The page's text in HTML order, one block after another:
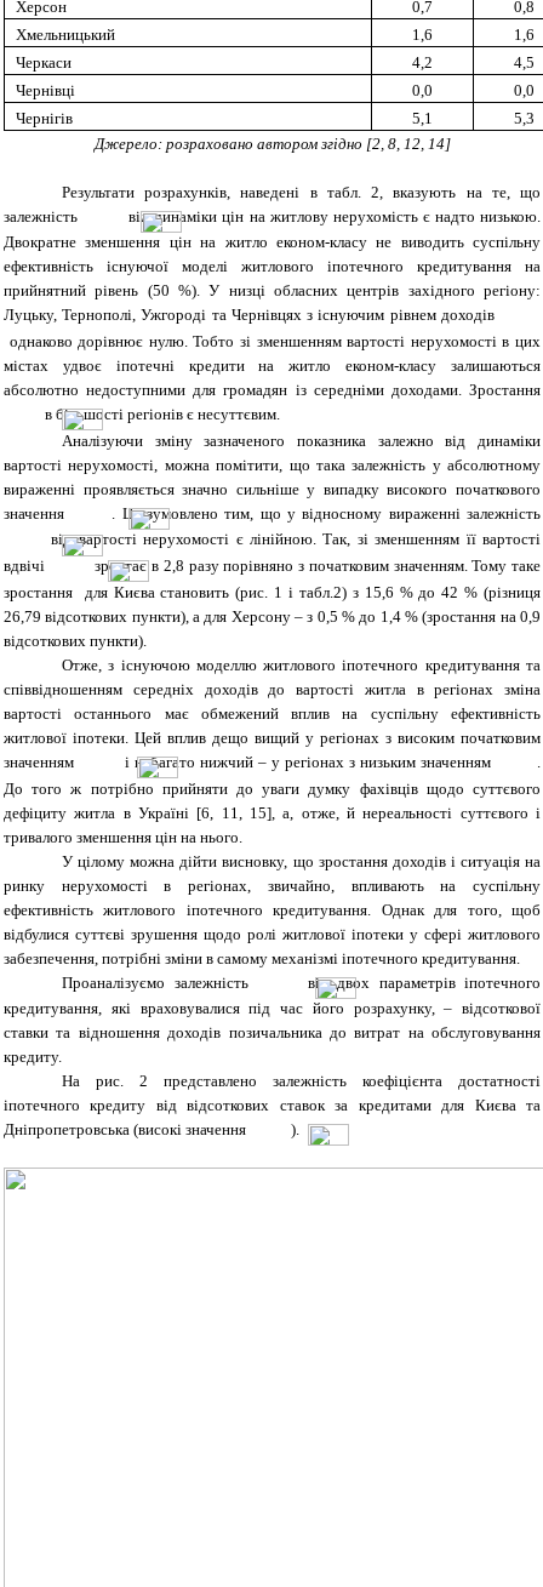
Херсон
0,7
0,8
Хмельницький
1,6
1,6
Черкаси
4,2
4,5
Чернівці
0,0
0,0
Чернігів
5,1
5,3
Джерело: розраховано автором згідно [2, 8, 12, 14]
Результати розрахунків, наведені в табл. 2, вказують на те, що
залежність
від динаміки цін на житлову нерухомість є надто низькою.
Двократне зменшення цін на житло економ-класу не виводить суспільну
ефективність існуючої моделі житлового іпотечного кредитування на
прийнятний рівень (50 %). У низці обласних центрів західного регіону:
Луцьку, Тернополі, Ужгороді та Чернівцях з існуючим рівнем доходів
однаково дорівнює нулю. Тобто зі зменшенням вартості нерухомості в цих
містах удвоє іпотечні кредити на житло економ-класу залишаються
абсолютно недоступними для громадян із середніми доходами. Зростання
в більшості регіонів є несуттєвим.
Аналізуючи зміну зазначеного показника залежно від динаміки
вартості нерухомості, можна помітити, що така залежність у абсолютному
вираженні проявляється значно сильніше у випадку високого початкового
значення
. Це зумовлено тим, що у відносному вираженні залежність
від вартості нерухомості є лінійною. Так, зі зменшенням її вартості
вдвічі
зростає в 2,8 разу порівняно з початковим значенням. Тому таке
зростання для Києва становить (рис. 1 і табл.2) з 15,6 % до 42 % (різниця
26,79 відсоткових пункти), а для Херсону – з 0,5 % до 1,4 % (зростання на 0,9
відсоткових пункти).
Отже, з існуючою моделлю житлового іпотечного кредитування та
співвідношенням середніх доходів до вартості житла в регіонах зміна
вартості останнього має обмежений вплив на суспільну ефективність
житлової іпотеки. Цей вплив дещо вищий у регіонах з високим початковим
значенням
і набагато нижчий – у регіонах з низьким значенням
До того ж потрібно прийняти до уваги думку фахівців щодо суттєвого
дефіциту житла в Україні [6, 11, 15] , а, отже, й нереальності суттєвого і
тривалого зменшення цін на нього.
У цілому можна дійти висновку, що зростання доходів і ситуація на
ринку нерухомості в регіонах, звичайно, впливають на суспільну
ефективність житлового іпотечного кредитування. Однак для того, щоб
відбулися суттєві зрушення щодо ролі житлової іпотеки у сфері житлового
забезпечення, потрібні зміни в самому механізмі іпотечного кредитування.
Проаналізуємо залежність
від двох параметрів іпотечного
кредитування, які враховувалися під час його розрахунку, – відсоткової
ставки та відношення доходів позичальника до витрат на обслуговування
кредиту.
На рис. 2 представлено залежність коефіцієнта достатності
іпотечного кредиту від відсоткових ставок за кредитами для Києва та
Дніпропетровська (високі значення
).